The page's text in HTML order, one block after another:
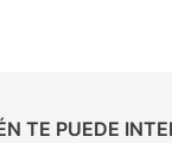
TE PUEDE